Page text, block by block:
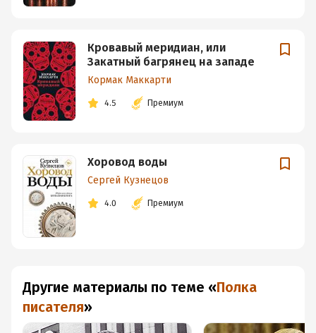
Кровавый меридиан, или
Закатный багрянец на западе
Кормак Маккарти
4.5 Премиум
Хоровод воды
Сергей Кузнецов
4.0 Премиум
Другие материалы по теме «Полка
писателя»